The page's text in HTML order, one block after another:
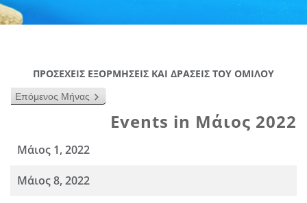
ΠΡΟΣΕΧΕΙΣ ΕΞΟΡΜΗΣΕΙΣ ΚΑΙ ΔΡΑΣΕΙΣ ΤΟΥ ΟΜΙΛΟΥ
Επόμενος Μήνας
Events in Μάιος 2022
Μάιος 1, 2022
Μάιος 8, 2022